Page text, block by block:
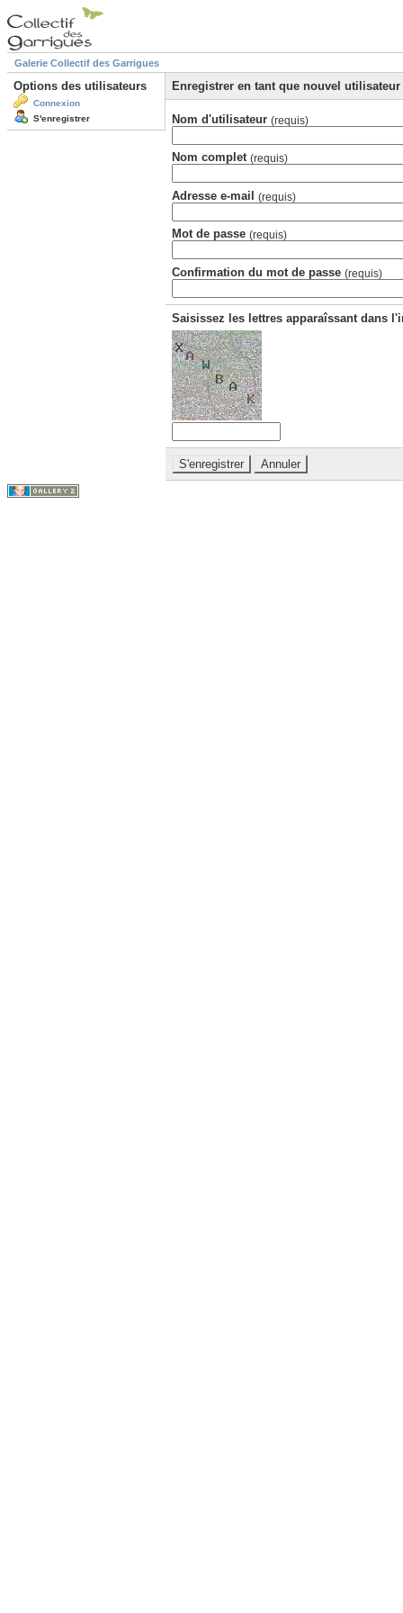
Galerie Collectif des Garrigues
Options des utilisateurs
Connexion
S'enregistrer
Enregistrer en tant que nouvel utilisateur
Nom d'utilisateur (requis)
Nom complet (requis)
Adresse e-mail (requis)
Mot de passe (requis)
Confirmation du mot de passe (requis)
Saisissez les lettres apparaîssant dans